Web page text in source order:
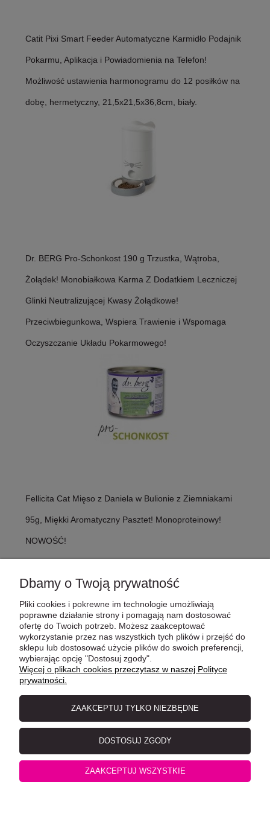
Catit Pixi Smart Feeder Automatyczne Karmidło Podajnik
Pokarmu, Aplikacja i Powiadomienia na Telefon!
Możliwość ustawienia harmonogramu do 12 posiłków na
dobę, hermetyczny, 21,5x21,5x36,8cm, biały.
Dr. BERG Pro-Schonkost 190 g Trzustka, Wątroba,
Żołądek! Monobiałkowa Karma Z Dodatkiem Leczniczej
Glinki Neutralizującej Kwasy Żołądkowe!
Przeciwbiegunkowa, Wspiera Trawienie i Wspomaga
Oczyszczanie Układu Pokarmowego!
Fellicita Cat Mięso z Daniela w Bulionie z Ziemniakami
95g, Miękki Aromatyczny Pasztet! Monoproteinowy!
NOWOŚĆ!
FOLK All Meat Mazurska Pyszna Sarnina 85g,
Wyprodukowane w Polsce! Nowość!
Dbamy o Twoją prywatność
Pliki cookies i pokrewne im technologie umożliwiają
poprawne działanie strony i pomagają nam dostosować
ofertę do Twoich potrzeb. Możesz zaakceptować
wykorzystanie przez nas wszystkich tych plików i przejść do
sklepu lub dostosować użycie plików do swoich preferencji,
wybierając opcję "Dostosuj zgody".
Więcej o plikach cookies przeczytasz w naszej Polityce
prywatności.
ZAAKCEPTUJ TYLKO NIEZBĘDNE
DOSTOSUJ ZGODY
ZAAKCEPTUJ WSZYSTKIE